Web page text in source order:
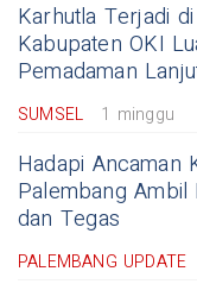
Karhutla Terjadi
Kabupaten OKI
Pemadaman
SUMSEL 1 minggu
Hadapi Ancaman
Palembang Ambil
dan Tegas
PALEMBANG UPDATE